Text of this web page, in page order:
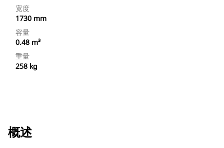
宽度
1730 mm
容量
0.48 m³
重量
258 kg
概述